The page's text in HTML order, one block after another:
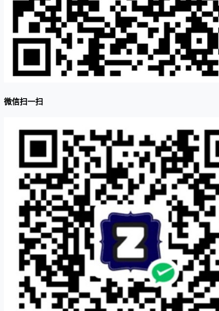
微信扫一扫